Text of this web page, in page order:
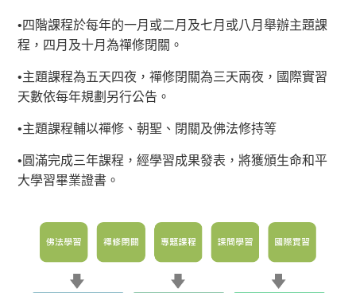
•四階課程於每年的一月或二月及七月或八月舉辦主題課
程，四月及十月為禪修閉關。
•主題課程為五天四夜，禪修閉關為三天兩夜，國際實習
天數依每年規劃另行公告。
•主題課程輔以禪修、朝聖、閉關及佛法修持等
•圓滿完成三年課程，經學習成果發表，將獲頒生命和平
大學習畢業證書。